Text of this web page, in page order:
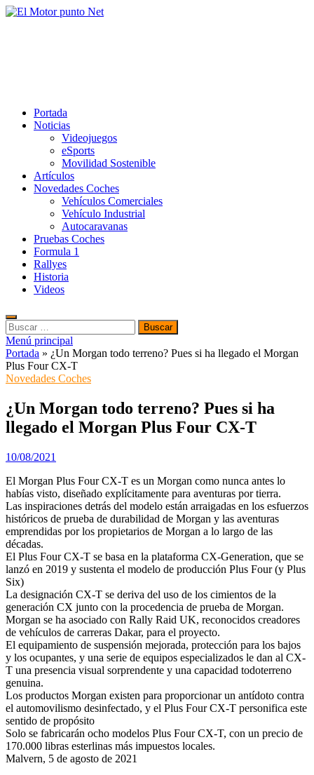
Saltar
Portada
Noticias
Videojuegos
eSports
Movilidad Sostenible
Artículos
Novedades Coches
Vehículos Comerciales
Vehículo Industrial
Autocaravanas
Pruebas Coches
Formula 1
Rallyes
Historia
Videos
Buscar:
Menú principal
Portada » ¿Un Morgan todo terreno? Pues si ha llegado el Morgan
Plus Four CX-T
Novedades Coches
¿Un Morgan todo terreno? Pues si ha
llegado el Morgan Plus Four CX-T
10/08/2021
El Morgan Plus Four CX-T es un Morgan como nunca antes lo
habías visto, diseñado explícitamente para aventuras por tierra.
Las inspiraciones detrás del modelo están arraigadas en los esfuerzos
históricos de prueba de durabilidad de Morgan y las aventuras
emprendidas por los propietarios de Morgan a lo largo de las
décadas.
El Plus Four CX-T se basa en la plataforma CX-Generation, que se
lanzó en 2019 y sustenta el modelo de producción Plus Four (y Plus
Six)
La designación CX-T se deriva del uso de los cimientos de la
generación CX junto con la procedencia de prueba de Morgan.
Morgan se ha asociado con Rally Raid UK, reconocidos creadores
de vehículos de carreras Dakar, para el proyecto.
El equipamiento de suspensión mejorada, protección para los bajos
y los ocupantes, y una serie de equipos especializados le dan al CX-
T una presencia visual sorprendente y una capacidad todoterreno
genuina.
Los productos Morgan existen para proporcionar un antídoto contra
el automovilismo desinfectado, y el Plus Four CX-T personifica este
sentido de propósito
Solo se fabricarán ocho modelos Plus Four CX-T, con un precio de
170.000 libras esterlinas más impuestos locales.
Malvern, 5 de agosto de 2021